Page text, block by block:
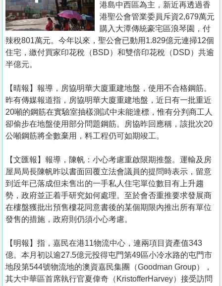
手
冊
關
於
我
們
港島中西區為主，新近再透過香
港聖公會管業委員斥資2,679萬元
購入大潭傳統豪宅區浪琴園，付
辣稅801萬元。今年以來，聖公會已動用1.829億元連掃12個
住宅，繳付買家印花稅（BSD）和雙倍印花稅（DSD）共逾
半億元。
【晴報】報導，房協明華大廈重建地盤，使用不合格鋼筋。
昨有傳媒報道指，房協明華大廈重建地盤，近日有一批重近
20噸的鋼筋在實驗室抽樣測試中未能達標，惟有分判商工人
卻偷步在地盤使用部分問題鋼筋。房協昨回應稱，該批次20
公噸鋼筋將全數棄用，料工程仍可如期竣工。
【文匯報】報導，陳帆：小心考慮重啟限期推盤。運輸及房
屋局局長陳帆昨以書面回覆立法會議員的提問時表示，留意
到近年已落成但未售出的一手私人住宅單位數目有上升趨
勢，政府並正着手研究如何處理。至於會否重推要求發展商
在樓盤獲批出預售樓花同意書後的某個期限內推出所有單位
發售的措施，政府則仍須小心考慮。
【明報】指，嘉民在港11物流中心，連兩項目資產值343
億。本月初以逾27.5億元投得屯門第49區小冷水路的屯門市
地段第544號物流地的澳資嘉民集團（Goodman Group），
其大中華區首席執行官夏偉奇（KristofferHarvey）接受訪問